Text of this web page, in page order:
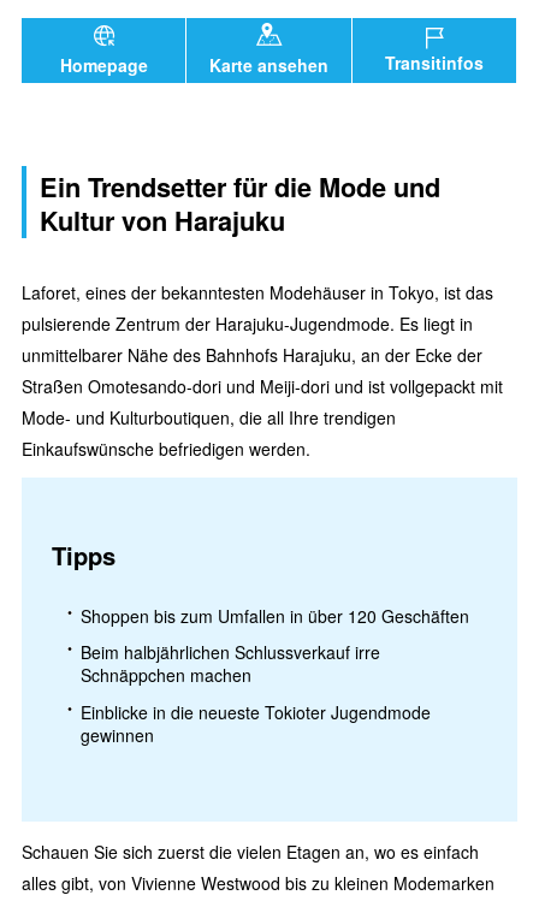
Homepage Karte ansehen Transitinfos
Ein Trendsetter für die Mode und
Kultur von Harajuku
Laforet, eines der bekanntesten Modehäuser in Tokyo, ist das
pulsierende Zentrum der Harajuku-Jugendmode. Es liegt in
unmittelbarer Nähe des Bahnhofs Harajuku, an der Ecke der
Straßen Omotesando-dori und Meiji-dori und ist vollgepackt mit
Mode- und Kulturboutiquen, die all Ihre trendigen
Einkaufswünsche befriedigen werden.
Tipps
Shoppen bis zum Umfallen in über 120 Geschäften
Beim halbjährlichen Schlussverkauf irre
Schnäppchen machen
Einblicke in die neueste Tokioter Jugendmode
gewinnen
Schauen Sie sich zuerst die vielen Etagen an, wo es einfach
alles gibt, von Vivienne Westwood bis zu kleinen Modemarken